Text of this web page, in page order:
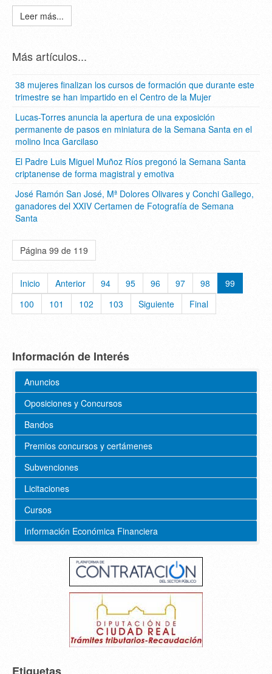
Leer más...
Más artículos...
38 mujeres finalizan los cursos de formación que durante este
trimestre se han impartido en el Centro de la Mujer
Lucas-Torres anuncia la apertura de una exposición
permanente de pasos en miniatura de la Semana Santa en el
molino Inca Garcilaso
El Padre Luis Miguel Muñoz Ríos pregonó la Semana Santa
criptanense de forma magistral y emotiva
José Ramón San José, Mª Dolores Olivares y Conchi Gallego,
ganadores del XXIV Certamen de Fotografía de Semana
Santa
Página 99 de 119
Inicio Anterior 94 95 96 97 98
99
100
101 102 103 Siguiente Final
Información de Interés
Anuncios
Oposiciones y Concursos
Bandos
Premios concursos y certámenes
Subvenciones
Licitaciones
Cursos
Información Económica Financiera